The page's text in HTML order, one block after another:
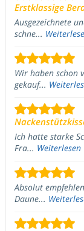
Erstklassige
Ausgezeichnete
schne...
Wir haben schon
gekauf...
Ich hatte starke
Fra... Weiterlesen
Absolut
Daune...